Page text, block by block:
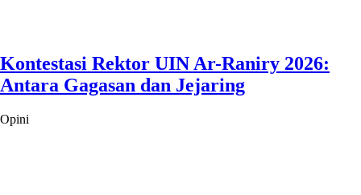
Kontestasi Rektor UIN Ar-Raniry 2026:
Antara Gagasan dan Jejaring
Opini